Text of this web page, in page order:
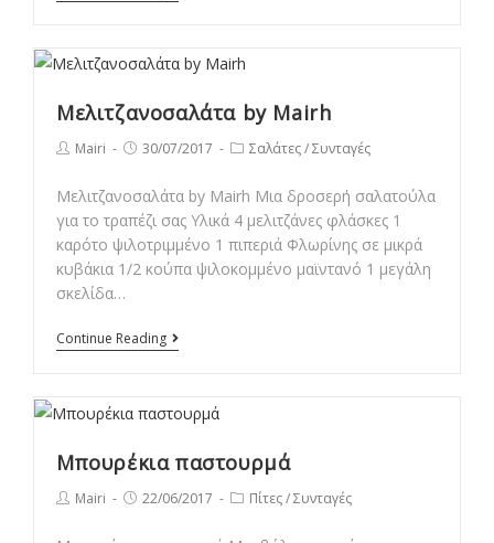
Mairh
Μελιτζανοσαλάτα by Mairh
PostMairi
Post30/07/2017
PostΣαλάτες/Συνταγές
Μελιτζανοσαλάτα by Mairh Μια δροσερή σαλατούλα
για το τραπέζι σας Υλικά 4 μελιτζάνες φλάσκες 1
καρότο ψιλοτριμμένο 1 πιπεριά Φλωρίνης σε μικρά
κυβάκια 1/2 κούπα ψιλοκομμένο μαϊντανό 1 μεγάλη
σκελίδα…
Continue Reading Μελιτζανοσαλάτα
Μπουρέκια παστουρμά
PostMairi
Post22/06/2017
PostΠίτες/Συνταγές